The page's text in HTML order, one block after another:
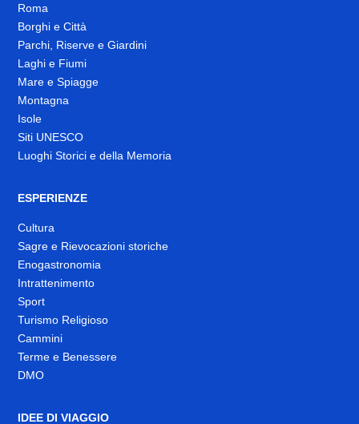
Roma
Borghi e Città
Parchi, Riserve e Giardini
Laghi e Fiumi
Mare e Spiagge
Montagna
Isole
Siti UNESCO
Luoghi Storici e della Memoria
ESPERIENZE
Cultura
Sagre e Rievocazioni storiche
Enogastronomia
Intrattenimento
Sport
Turismo Religioso
Cammini
Terme e Benessere
DMO
IDEE DI VIAGGIO